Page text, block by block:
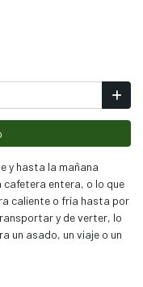
y hasta la mañana
cafetera entera, o lo que
caliente o fría hasta por
y de verter, lo
un asado, un viaje o un